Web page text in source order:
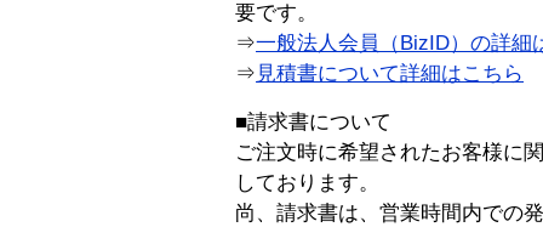
要です。
⇒一般法人会員（BizID）の詳細
⇒ 見積書について詳細はこちら
■請求書について
ご注文時に希望されたお客様に
しております。
尚、請求書は、営業時間内での